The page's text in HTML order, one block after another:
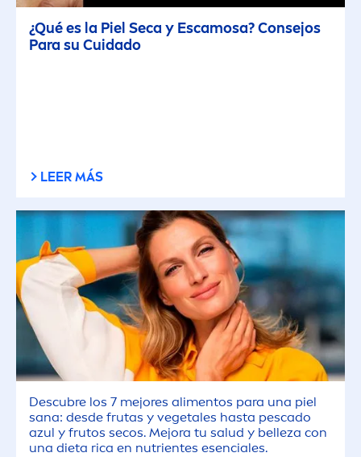
¿Qué es la Piel Seca y Escamosa? Consejos
Para su Cuidado
LEER MÁS
Descubre los 7 mejores alimentos para una piel
sana: desde frutas y vegetales hasta pescado
azul y frutos secos. Mejora tu salud y belleza con
una dieta rica en nutrientes esenciales.